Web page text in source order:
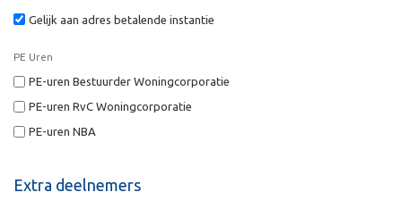
Gelijk aan adres betalende instantie
PE Uren
PE-uren Bestuurder Woningcorporatie
PE-uren RvC Woningcorporatie
PE-uren NBA
Extra deelnemers